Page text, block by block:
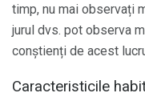
timp, nu mai observați
jurul dvs. pot observa
conștienți de acest
Caracteristicile